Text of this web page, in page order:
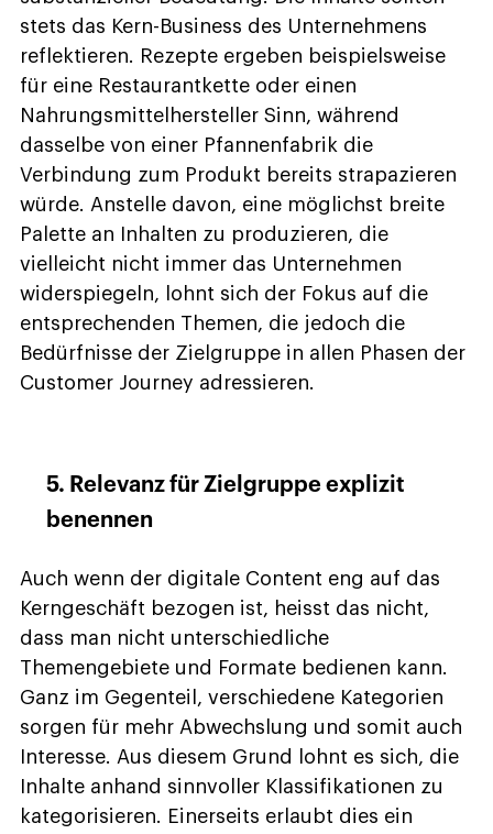
stets das Kern-Business des Unternehmens
reflektieren. Rezepte ergeben beispielsweise
für eine Restaurantkette oder einen
Nahrungsmittelhersteller Sinn, während
dasselbe von einer Pfannenfabrik die
Verbindung zum Produkt bereits strapazieren
würde. Anstelle davon, eine möglichst breite
Palette an Inhalten zu produzieren, die
vielleicht nicht immer das Unternehmen
widerspiegeln, lohnt sich der Fokus auf die
entsprechenden Themen, die jedoch die
Bedürfnisse der Zielgruppe in allen Phasen der
Customer Journey adressieren.
5. Relevanz für Zielgruppe explizit
benennen
Auch wenn der digitale Content eng auf das
Kerngeschäft bezogen ist, heisst das nicht,
dass man nicht unterschiedliche
Themengebiete und Formate bedienen kann.
Ganz im Gegenteil, verschiedene Kategorien
sorgen für mehr Abwechslung und somit auch
Interesse. Aus diesem Grund lohnt es sich, die
Inhalte anhand sinnvoller Klassifikationen zu
kategorisieren. Einerseits erlaubt dies ein